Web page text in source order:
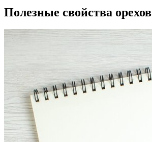
Полезные свойства орехов